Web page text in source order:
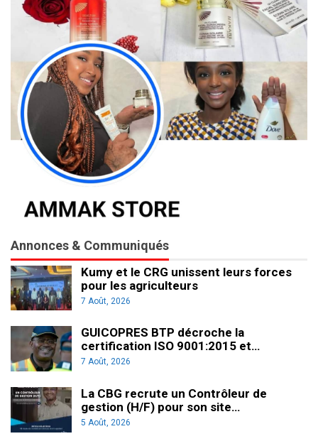
Annonces & Communiqués
Kumy et le CRG unissent leurs forces
pour les agriculteurs
7 Août, 2026
GUICOPRES BTP décroche la
certification ISO 9001:2015 et…
7 Août, 2026
La CBG recrute un Contrôleur de
gestion (H/F) pour son site…
5 Août, 2026